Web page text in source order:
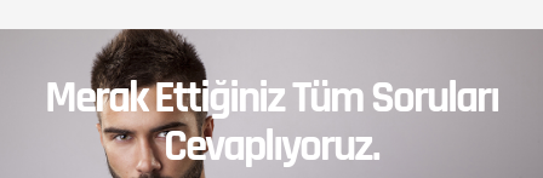
Merak Ettiğiniz Tüm Soruları
Cevaplıyoruz.